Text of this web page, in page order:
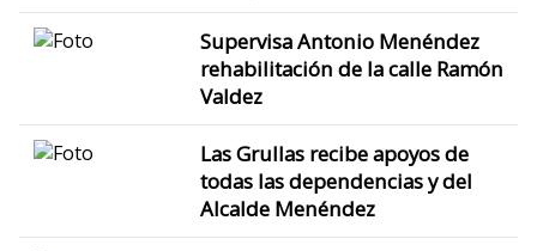
Supervisa Antonio Menéndez
rehabilitación de la calle Ramón
Valdez
Las Grullas recibe apoyos de
todas las dependencias y del
Alcalde Menéndez